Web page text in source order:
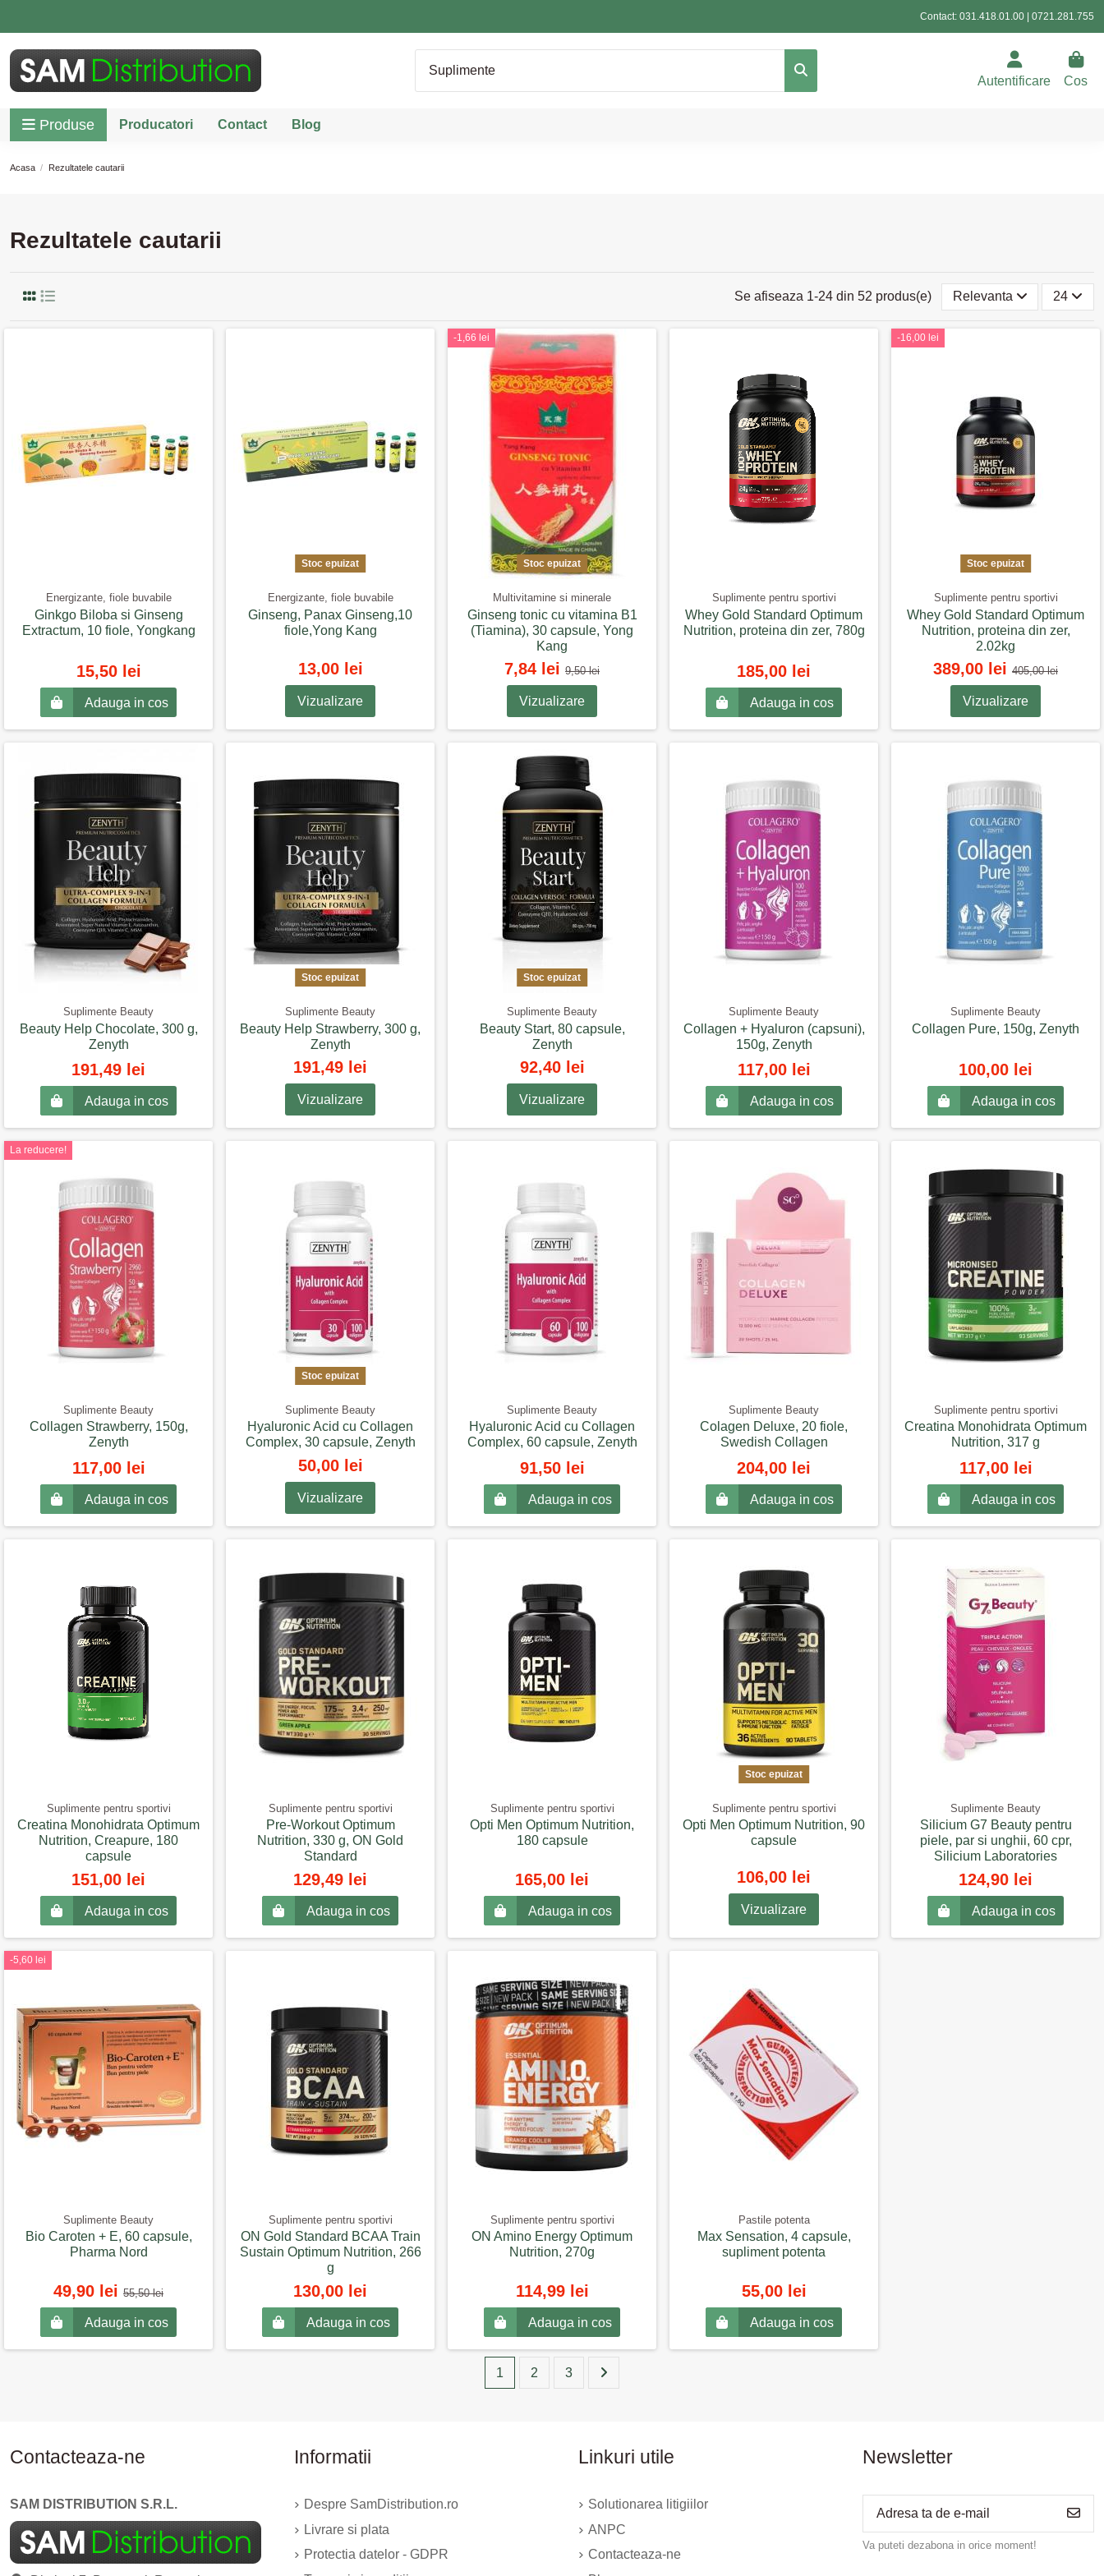
Contact: 031.418.01.00 0721.281.755
Autentificare Cos
Produse Producatori Contact Blog
Acasa Rezultatele cautarii
Rezultatele cautarii
Se afiseaza 1-24 din 52 produs(e) Relevanta 24
Energizante, fiole buvabile
Ginkgo Biloba si Ginseng
Extractum, 10 fiole, Yongkang
15,50 lei
Adauga in cos
Stoc epuizat
Energizante, fiole buvabile
Ginseng, Panax Ginseng,10
fiole,Yong Kang
13,00 lei
Vizualizare
-1,66 lei
Stoc epuizat
Multivitamine si minerale
Ginseng tonic cu vitamina B1
(Tiamina), 30 capsule, Yong
Kang
7,84 lei 9,50 lei
Vizualizare
Suplimente pentru sportivi
Whey Gold Standard Optimum
Nutrition, proteina din zer, 780g
185,00 lei
Adauga in cos
-16,00 lei
Stoc epuizat
Suplimente pentru sportivi
Whey Gold Standard Optimum
Nutrition, proteina din zer,
2.02kg
389,00 lei 405,00 lei
Vizualizare
Suplimente Beauty
Beauty Help Chocolate, 300 g,
Zenyth
191,49 lei
Adauga in cos
Stoc epuizat
Suplimente Beauty
Beauty Help Strawberry, 300 g,
Zenyth
191,49 lei
Vizualizare
Stoc epuizat
Suplimente Beauty
Beauty Start, 80 capsule,
Zenyth
92,40 lei
Vizualizare
Suplimente Beauty
Collagen + Hyaluron (capsuni),
150g, Zenyth
117,00 lei
Adauga in cos
Suplimente Beauty
Collagen Pure, 150g, Zenyth
100,00 lei
Adauga in cos
La reducere!
Suplimente Beauty
Collagen Strawberry, 150g,
Zenyth
117,00 lei
Adauga in cos
Stoc epuizat
Suplimente Beauty
Hyaluronic Acid cu Collagen
Complex, 30 capsule, Zenyth
50,00 lei
Vizualizare
Suplimente Beauty
Hyaluronic Acid cu Collagen
Complex, 60 capsule, Zenyth
91,50 lei
Adauga in cos
Suplimente Beauty
Colagen Deluxe, 20 fiole,
Swedish Collagen
204,00 lei
Adauga in cos
Suplimente pentru sportivi
Creatina Monohidrata Optimum
Nutrition, 317 g
117,00 lei
Adauga in cos
Suplimente pentru sportivi
Creatina Monohidrata Optimum
Nutrition, Creapure, 180
capsule
151,00 lei
Adauga in cos
Suplimente pentru sportivi
Pre-Workout Optimum
Nutrition, 330 g, ON Gold
Standard
129,49 lei
Adauga in cos
Suplimente pentru sportivi
Opti Men Optimum Nutrition,
180 capsule
165,00 lei
Adauga in cos
Stoc epuizat
Suplimente pentru sportivi
Opti Men Optimum Nutrition, 90
capsule
106,00 lei
Vizualizare
Suplimente Beauty
Silicium G7 Beauty pentru
piele, par si unghii, 60 cpr,
Silicium Laboratories
124,90 lei
Adauga in cos
-5,60 lei
Suplimente Beauty
Bio Caroten + E, 60 capsule,
Pharma Nord
49,90 lei 55,50 lei
Adauga in cos
Suplimente pentru sportivi
ON Gold Standard BCAA Train
Sustain Optimum Nutrition, 266
g
130,00 lei
Adauga in cos
Suplimente pentru sportivi
ON Amino Energy Optimum
Nutrition, 270g
114,99 lei
Adauga in cos
Pastile potenta
Max Sensation, 4 capsule,
supliment potenta
55,00 lei
Adauga in cos
1 2 3
Contacteaza-ne
SAM DISTRIBUTION S.R.L.
Informatii
Despre SamDistribution.ro
Livrare si plata
Protectia datelor - GDPR
Linkuri utile
Solutionarea litigiilor
ANPC
Contacteaza-ne
Newsletter
Va puteti dezabona in orice moment!